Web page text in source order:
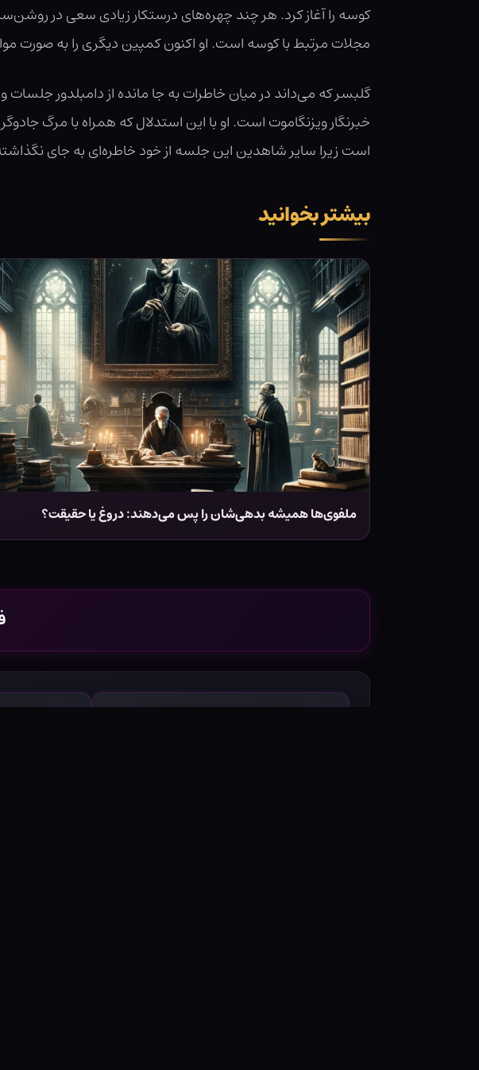
کوسه را آغاز کرد. هر چند چهره‌های درستکار زیادی سعی در
مجلات مرتبط با کوسه است. او اکنون کمپین دیگری را به صورت
گلبسر که می‌داند در میان خاطرات به جا مانده از دامبلدور
خبرنگار ویزنگاموت است. او با این استدلال که همراه با مرگ
است زیرا سایر شاهدین این جلسه از خود خاطره‌ای به جای
بیشتر بخوانید
ملفوی‌ها همیشه بدهی‌شان را پس می‌دهند: دروغ یا حقیقت؟